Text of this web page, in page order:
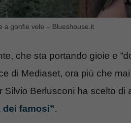
a gonfie vele – Blueshouse.it
che sta portando gioie e
di Mediaset, ora più che
Silvio Berlusconi ha scelto di
dei famosi”.